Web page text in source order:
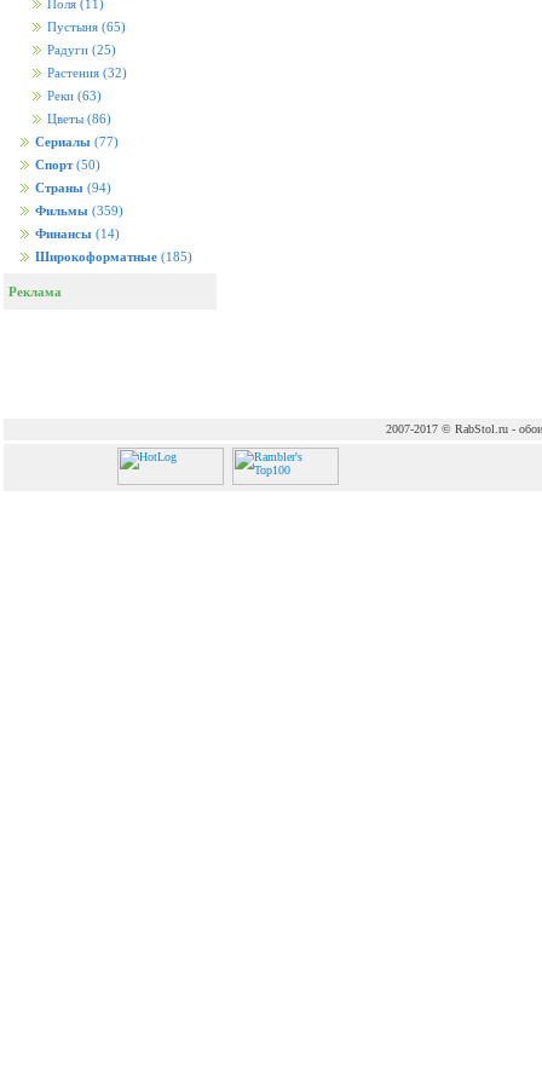
Поля (11)
Пустыня (65)
Радуги (25)
Растения (32)
Реки (63)
Цветы (86)
Сериалы (77)
Спорт (50)
Страны (94)
Фильмы (359)
Финансы (14)
Широкоформатные (185)
Реклама
2007-2017 © RabStol.ru - обои